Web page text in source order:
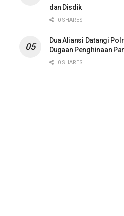
dan Disdik
0 SHARES
Dua Aliansi Datangi
Dugaan Penghinaan
0 SHARES